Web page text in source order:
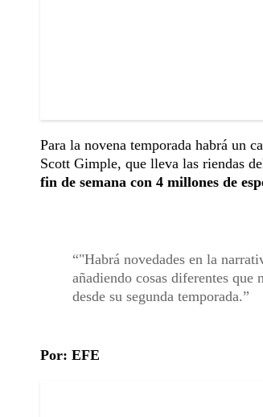
Para la novena temporada habrá un
Scott Gimple, que lleva las riendas
fin de semana con 4 millones de
"Habrá novedades en la
añadiendo cosas diferentes
desde su segunda temporada.
Por: EFE